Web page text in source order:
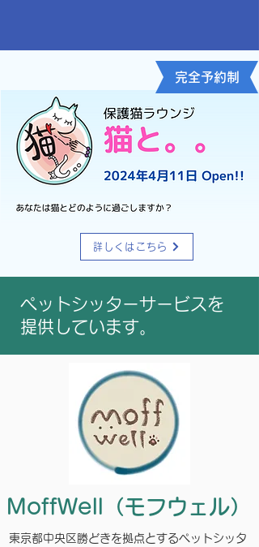
完全予約制
詳しくはこちら
​ペットシッターサービスを
提供しています。
MoffWell（モフウェル）
東京都中央区勝どきを拠点とするペットシッタ